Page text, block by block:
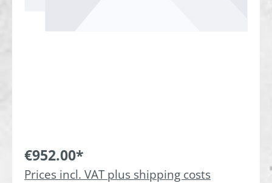
€952.00*
Prices incl. VAT plus shipping costs